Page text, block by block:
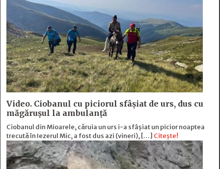
Video. Ciobanul cu piciorul sfâșiat de urs, dus cu
măgărușul la ambulanță
Ciobanul din Mioarele, căruia un urs i-a sfâșiat un picior noaptea
trecută în Iezerul Mic, a fost dus azi (vineri), […] Citește!